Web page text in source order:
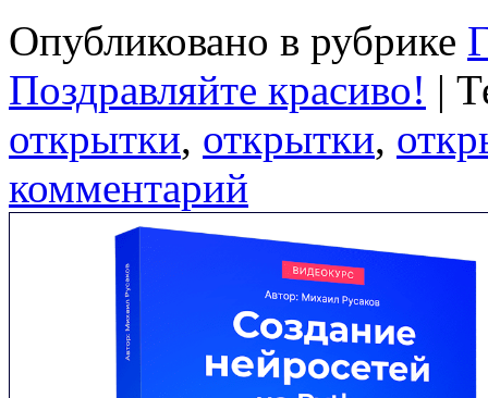
Опубликовано в рубрике
Поздравляйте красиво! |
открытки, открытки,
комментарий